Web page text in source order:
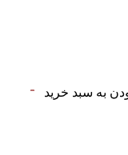
به سبد خرید